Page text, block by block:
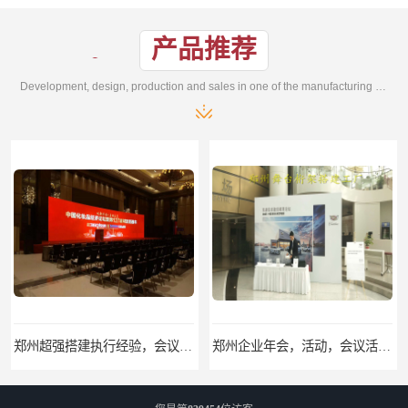
产品推荐
郑州超强搭建执行经验，会议庆典-活动策划-会场布置-年会搭建 郑州企业年会，活动，会议活动，展会活动，策划、搭建